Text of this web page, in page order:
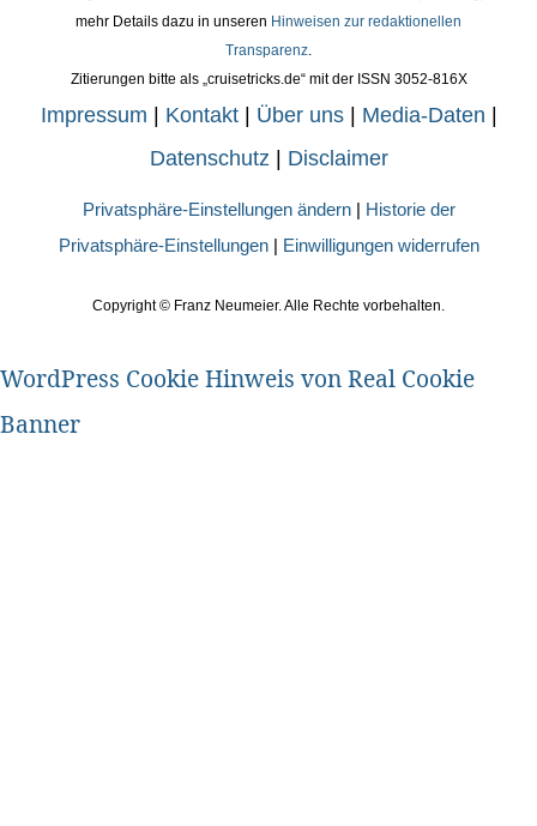
mehr Details dazu in unseren Hinweisen zur redaktionellen
Transparenz.
Zitierungen bitte als „cruisetricks.de“ mit der ISSN 3052-816X
Impressum Kontakt| Über uns| Media-Daten
Datenschutz| Disclaimer
Privatsphäre-Einstellungen ändern| Historie der
Privatsphäre-Einstellungen| Einwilligungen widerrufen
Copyright © Franz Neumeier. Alle Rechte vorbehalten.
WordPress Cookie Hinweis von Real Cookie
Banner